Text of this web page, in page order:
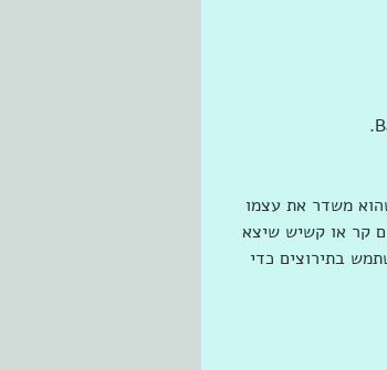
משדר את עצמו
קר או קשיש שיצא
בתירוצים כדי